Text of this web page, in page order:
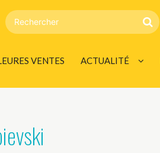
VENTES ACTUALITÉ
LES INFOS